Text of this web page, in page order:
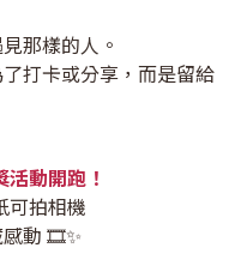
那樣的人。
打卡或分享，而是留給
動開跑！
可拍相機
動 🎞✨